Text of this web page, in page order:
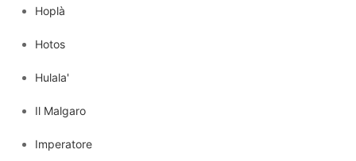
Hoplà
Hotos
Hulala'
Il Malgaro
Imperatore